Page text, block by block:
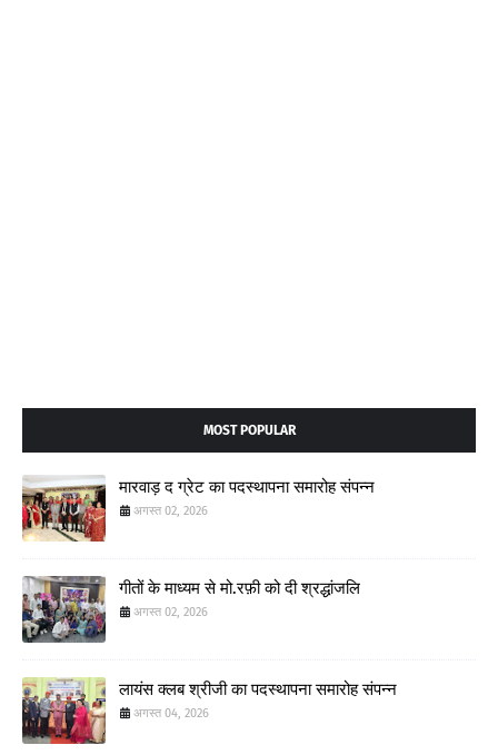
MOST POPULAR
मारवाड़ द ग्रेट का पदस्थापना समारोह संपन्न
अगस्त 02, 2026
गीतों के माध्यम से मो.रफ़ी को दी श्रद्धांजलि
अगस्त 02, 2026
लायंस क्लब श्रीजी का पदस्थापना समारोह संपन्न
अगस्त 04, 2026